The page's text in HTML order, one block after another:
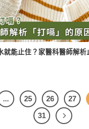
就能止住？家醫科醫師解析
... 25 26 27
31